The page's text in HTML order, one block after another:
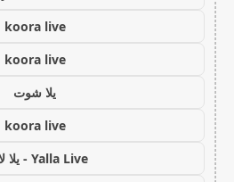
koora live
koora live
يلا شوت
koora live
Yalla Live - يلا لايف